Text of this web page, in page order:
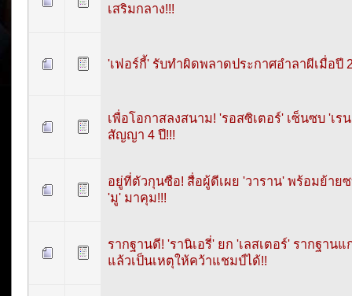
เสริมกลาง!!!
'เฟอร์กี้' รับทำผิดพลาดประกาศอำลาผีเมื่อปี
เพื่อโอกาสลงสนาม! 'รอสซิเตอร์' เซ็นซบ 'เร
สัญญา 4 ปี!!!
อยู่ที่ตัวกุนซือ! สื่อผู้ดีเผย 'วาราน' พร้อมย้าย
'มู' มาคุม!!!
รากฐานดี! 'รานิเอรี่' ยก 'เลสเตอร์' รากฐานแ
แล้วเป็นเหตุให้คว้าแชมป์ได้!!